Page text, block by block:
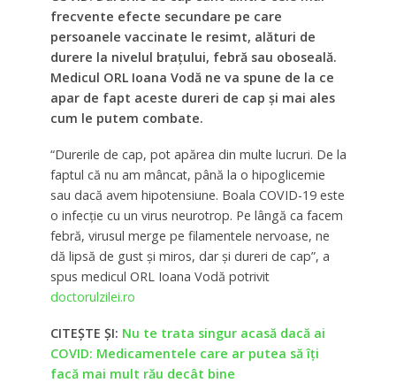
frecvente efecte secundare pe care
persoanele vaccinate le resimt, alături de
durere la nivelul brațului, febră sau oboseală.
Medicul ORL Ioana Vodă ne va spune de la ce
apar de fapt aceste dureri de cap și mai ales
cum le putem combate.
“Durerile de cap, pot apărea din multe lucruri. De la
faptul că nu am mâncat, până la o hipoglicemie
sau dacă avem hipotensiune. Boala COVID-19 este
o infecţie cu un virus neurotrop. Pe lângă ca facem
febră, virusul merge pe filamentele nervoase, ne
dă lipsă de gust şi miros, dar şi dureri de cap”, a
spus medicul ORL Ioana Vodă potrivit
doctorulzilei.ro
CITEȘTE ȘI: Nu te trata singur acasă dacă ai
COVID: Medicamentele care ar putea să îți
facă mai mult rău decât bine